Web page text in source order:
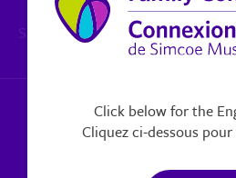
Inquiétudes de protection de
Santé mentale (non urgent) pour
x 6270
|
Click below for the
Cliquez ci-dessous